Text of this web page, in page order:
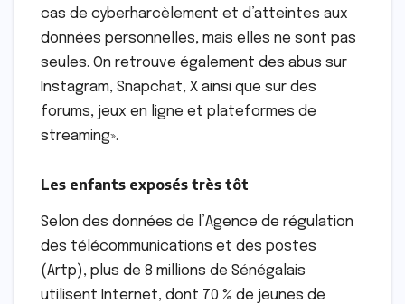
cas de cyberharcèlement et d’atteintes aux
données personnelles, mais elles ne sont pas
seules. On retrouve également des abus sur
Instagram, Snapchat, X ainsi que sur des
forums, jeux en ligne et plateformes de
streaming».
Les enfants exposés très tôt
Selon des données de l’Agence de régulation
des télécommunications et des postes
(Artp), plus de 8 millions de Sénégalais
utilisent Internet, dont 70 % de jeunes de